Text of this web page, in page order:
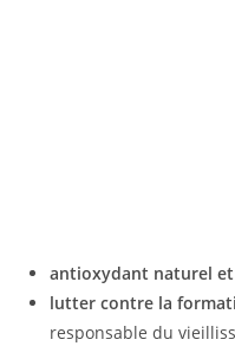
antioxydant naturel
lutter contre la
responsable du